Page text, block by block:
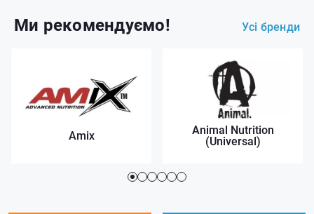
Ми рекомендуємо! Усі бренди
Amix Animal Nutrition
(Universal)